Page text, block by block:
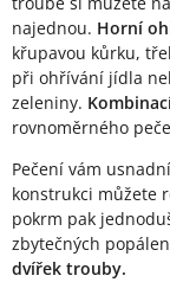
najednou. Horní
křupavou kůrku,
při ohřívání jídla
zeleniny.
rovnoměrného
Pečení vám
konstrukci můžete
pokrm pak
zbytečných
dvířek trouby.